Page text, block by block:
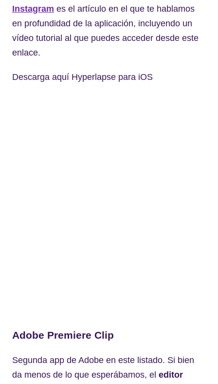
Instagram es el artículo en el que te hablamos
en profundidad de la aplicación, incluyendo un
vídeo tutorial al que puedes acceder desde este
enlace.
Descarga aquí Hyperlapse para iOS
Adobe Premiere Clip
Segunda app de Adobe en este listado. Si bien
da menos de lo que esperábamos, el editor